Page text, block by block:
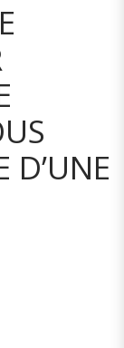
D’UNE